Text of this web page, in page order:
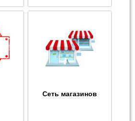
Сеть магазинов